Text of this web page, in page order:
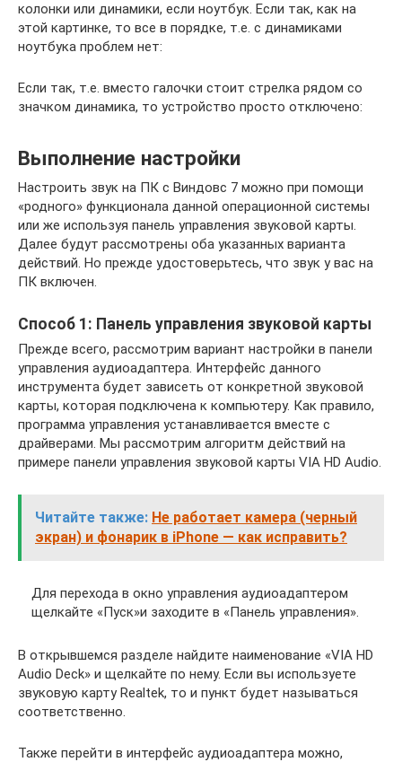
колонки или динамики, если ноутбук. Если так, как на
этой картинке, то все в порядке, т.е. с динамиками
ноутбука проблем нет:
Если так, т.е. вместо галочки стоит стрелка рядом со
значком динамика, то устройство просто отключено:
Выполнение настройки
Настроить звук на ПК с Виндовс 7 можно при помощи
«родного» функционала данной операционной системы
или же используя панель управления звуковой карты.
Далее будут рассмотрены оба указанных варианта
действий. Но прежде удостоверьтесь, что звук у вас на
ПК включен.
Способ 1: Панель управления звуковой карты
Прежде всего, рассмотрим вариант настройки в панели
управления аудиоадаптера. Интерфейс данного
инструмента будет зависеть от конкретной звуковой
карты, которая подключена к компьютеру. Как правило,
программа управления устанавливается вместе с
драйверами. Мы рассмотрим алгоритм действий на
примере панели управления звуковой карты VIA HD Audio.
Читайте также: Не работает камера (черный
экран) и фонарик в iPhone — как исправить?
Для перехода в окно управления аудиоадаптером
щелкайте «Пуск»и заходите в «Панель управления».
В открывшемся разделе найдите наименование «VIA HD
Audio Deck» и щелкайте по нему. Если вы используете
звуковую карту Realtek, то и пункт будет называться
соответственно.
Также перейти в интерфейс аудиоадаптера можно,